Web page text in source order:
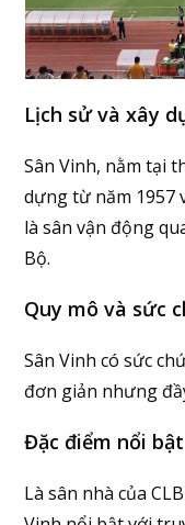
Lịch sử và xây
Sân Vinh, nằm tại
dựng từ năm 1957
là sân vận động
Bộ.
Quy mô và sức
Sân Vinh có sức
đơn giản nhưng
Đặc điểm nổi bật
Là sân nhà của